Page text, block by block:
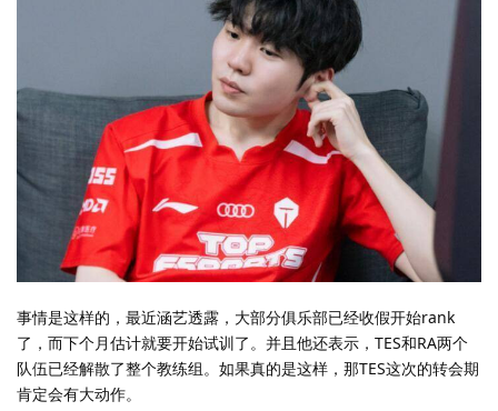
事情是这样的，最近涵艺透露，大部分俱乐部已经收假开始rank
了，而下个月估计就要开始试训了。并且他还表示，TES和RA两个
队伍已经解散了整个教练组。如果真的是这样，那TES这次的转会期
肯定会有大动作。